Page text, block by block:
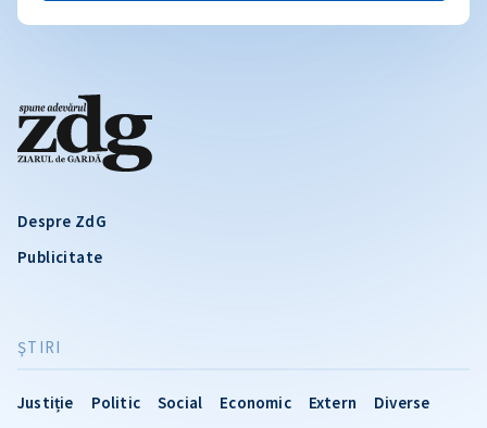
Despre ZdG
Publicitate
ŞTIRI
Justiție Politic Social Economic Extern Diverse